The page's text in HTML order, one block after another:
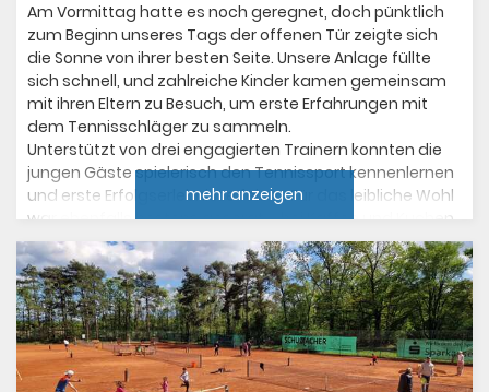
Am Vormittag hatte es noch geregnet, doch pünktlich
zum Beginn unseres Tags der offenen Tür zeigte sich
die Sonne von ihrer besten Seite. Unsere Anlage füllte
sich schnell, und zahlreiche Kinder kamen gemeinsam
mit ihren Eltern zu Besuch, um erste Erfahrungen mit
dem Tennisschläger zu sammeln.
Unterstützt von drei engagierten Trainern konnten die
jungen Gäste spielerisch den Tennissport kennenlernen
und erste Erfolgserlebnisse feiern. Für das leibliche Wohl
war ebenfalls bestens gesorgt – bei Kaffee und Kuchen
kamen auch die Eltern auf ihre Kosten.
Besonders hervorgehoben wurden unsere top
gepflegten Sandplätze, die bei allen Besuchern großen
Eindruck hinterließen. Es freut uns sehr, dass wir im
Rahmen dieses gelungenen Tages auch einige neue
Mitglieder für unseren Verein gewinnen konnten.
Insgesamt war der Tag der offenen Tür ein voller Erfolg!
mehr anzeigen